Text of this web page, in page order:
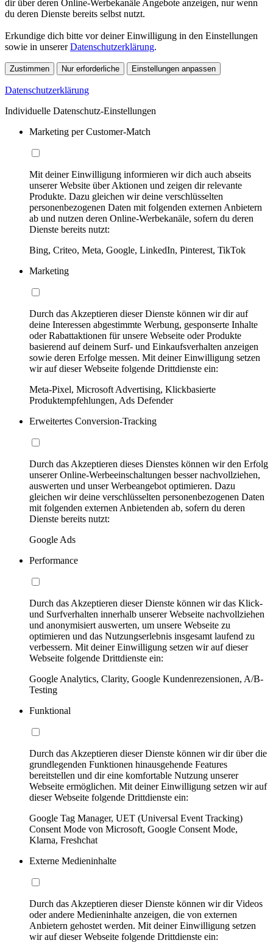
dir über deren Online-Werbekanäle Angebote anzeigen, nur wenn
du deren Dienste bereits selbst nutzt.
Erkundige dich bitte vor deiner Einwilligung in den Einstellungen
sowie in unsererDatenschutzerklärung.
Zustimmen Nur erforderliche Einstellungen anpassen
Datenschutzerklärung
Individuelle Datenschutz-Einstellungen
Marketing per Customer-Match
Mit deiner Einwilligung informieren wir dich auch abseits
unserer Website über Aktionen und zeigen dir relevante
Produkte. Dazu gleichen wir deine verschlüsselten
personenbezogenen Daten mit folgenden externen Anbietern
ab und nutzen deren Online-Werbekanäle, sofern du deren
Dienste bereits nutzt:
Bing, Criteo, Meta, Google, LinkedIn, Pinterest, TikTok
Marketing
Durch das Akzeptieren dieser Dienste können wir dir auf
deine Interessen abgestimmte Werbung, gesponserte Inhalte
oder Rabattaktionen für unsere Webseite oder Produkte
basierend auf deinem Surf- und Einkaufsverhalten anzeigen
sowie deren Erfolge messen. Mit deiner Einwilligung setzen
wir auf dieser Webseite folgende Drittdienste ein:
Meta-Pixel, Microsoft Advertising, Klickbasierte
Produktempfehlungen, Ads Defender
Erweitertes Conversion-Tracking
Durch das Akzeptieren dieses Dienstes können wir den Erfolg
unserer Online-Werbeeinschaltungen besser nachvollziehen,
auswerten und unser Werbeangebot optimieren. Dazu
gleichen wir deine verschlüsselten personenbezogenen Daten
mit folgenden externen Anbietenden ab, sofern du deren
Dienste bereits nutzt:
Google Ads
Performance
Durch das Akzeptieren dieser Dienste können wir das Klick-
und Surfverhalten innerhalb unserer Webseite nachvollziehen
und anonymisiert auswerten, um unsere Webseite zu
optimieren und das Nutzungserlebnis insgesamt laufend zu
verbessern. Mit deiner Einwilligung setzen wir auf dieser
Webseite folgende Drittdienste ein:
Google Analytics, Clarity, Google Kundenrezensionen, A/B-
Testing
Funktional
Durch das Akzeptieren dieser Dienste können wir dir über die
grundlegenden Funktionen hinausgehende Features
bereitstellen und dir eine komfortable Nutzung unserer
Webseite ermöglichen. Mit deiner Einwilligung setzen wir auf
dieser Webseite folgende Drittdienste ein:
Google Tag Manager, UET (Universal Event Tracking)
Consent Mode von Microsoft, Google Consent Mode,
Klarna, Freshchat
Externe Medieninhalte
Durch das Akzeptieren dieser Dienste können wir dir Videos
oder andere Medieninhalte anzeigen, die von externen
Anbietern gehostet werden. Mit deiner Einwilligung setzen
wir auf dieser Webseite folgende Drittdienste ein: